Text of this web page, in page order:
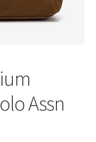
Assn